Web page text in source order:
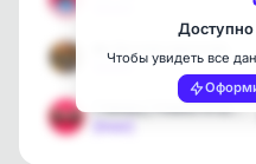
[max]
Глянец | Новости шоу-биз…
Доступно
Чтобы увидеть все